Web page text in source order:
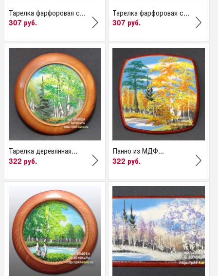
Тарелка фарфоровая с...
307 руб.
Тарелка фарфоровая с...
307 руб.
Тарелка деревянная...
322 руб.
Панно из МДФ...
322 руб.